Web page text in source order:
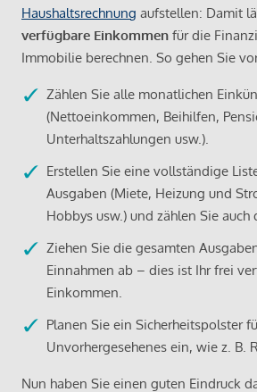
Haushaltsrechnung aufstellen: Damit
verfügbare Einkommen für die
Immobilie berechnen. So gehen Sie
Zählen Sie alle monatlichen
(Nettoeinkommen, Beihilfen,
Unterhaltszahlungen usw.).
Erstellen Sie eine vollständige
Ausgaben (Miete, Heizung und
Hobbys usw.) und zählen Sie auch
Ziehen Sie die gesamten
Einnahmen ab – dies ist Ihr frei
Einkommen.
Planen Sie ein Sicherheitspolster
Unvorhergesehenes ein, wie z. B.
Nun haben Sie einen guten Eindruck